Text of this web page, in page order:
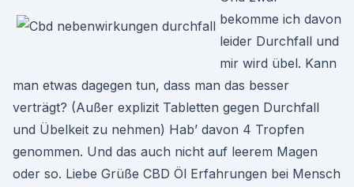
bekomme ich davon
leider Durchfall und
mir wird übel. Kann
man etwas dagegen tun, dass man das besser
verträgt? (Außer explizit Tabletten gegen Durchfall
und Übelkeit zu nehmen) Hab’ davon 4 Tropfen
genommen. Und das auch nicht auf leerem Magen
oder so. Liebe Grüße CBD Öl Erfahrungen bei Mensch